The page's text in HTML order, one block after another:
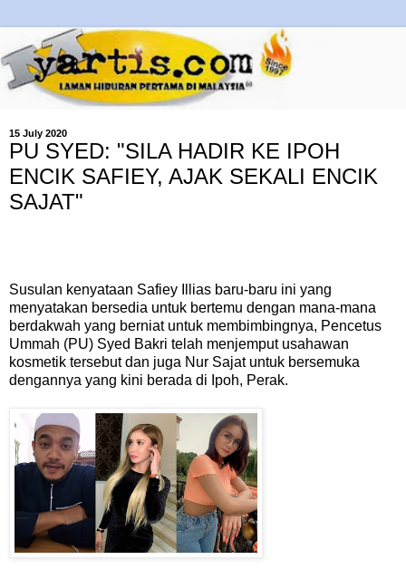
15 July 2020
PU SYED: "SILA HADIR KE IPOH
ENCIK SAFIEY, AJAK SEKALI ENCIK
SAJAT"
Susulan kenyataan Safiey Illias baru-baru ini yang
menyatakan bersedia untuk bertemu dengan mana-mana
berdakwah yang berniat untuk membimbingnya, Pencetus
Ummah (PU) Syed Bakri telah menjemput usahawan
kosmetik tersebut dan juga Nur Sajat untuk bersemuka
dengannya yang kini berada di Ipoh, Perak.